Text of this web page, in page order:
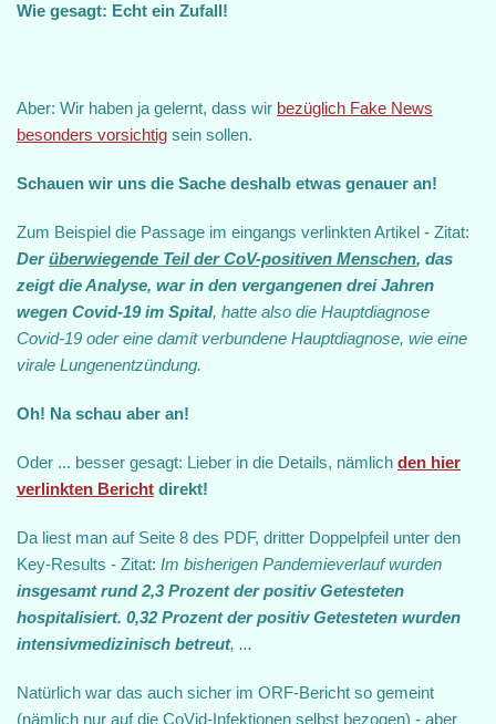
Wie gesagt: Echt ein Zufall!
Aber: Wir haben ja gelernt, dass wir bezüglich Fake News
besonders vorsichtig sein sollen.
Schauen wir uns die Sache deshalb etwas genauer an!
Zum Beispiel die Passage im eingangs verlinkten Artikel - Zitat:
Derüberwiegende Teil der CoV-positiven Menschen, das
zeigt die Analyse, war in den vergangenen drei Jahren
wegen Covid-19 im Spital, hatte also die Hauptdiagnose
Covid-19 oder eine damit verbundene Hauptdiagnose, wie eine
virale Lungenentzündung.
Oh! Na schau aber an!
Oder ... besser gesagt: Lieber in die Details, nämlich den hier
verlinkten Bericht direkt!
Da liest man auf Seite 8 des PDF, dritter Doppelpfeil unter den
Key‐Results - Zitat: Im bisherigen Pandemieverlauf wurden
insgesamt rund 2,3 Prozent der positiv Getesteten
hospitalisiert. 0,32 Prozent der positiv Getesteten wurden
intensivmedizinisch betreut, ...
Natürlich war das auch sicher im ORF-Bericht so gemeint
(nämlich nur auf die CoVid-Infektionen selbst bezogen) - aber